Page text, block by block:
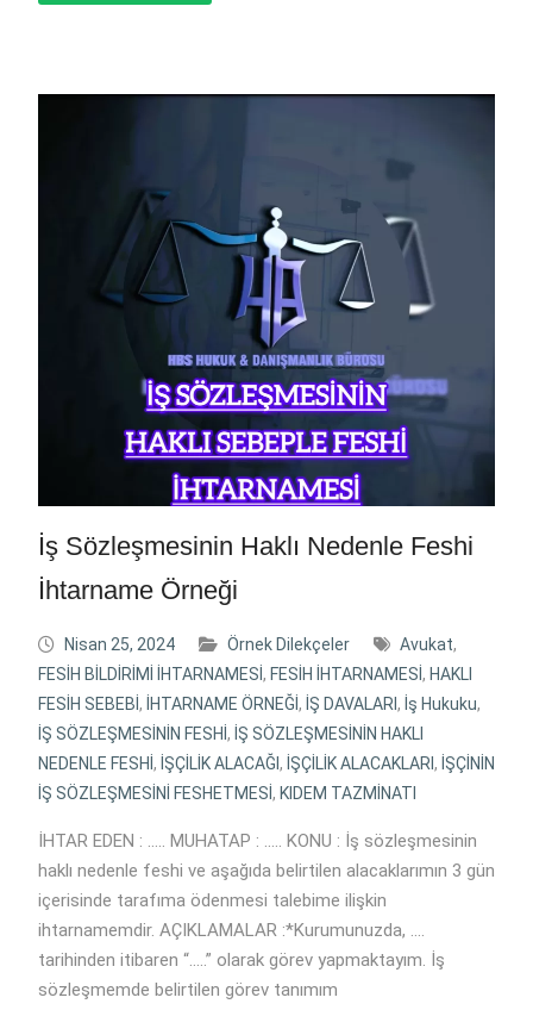
İş Sözleşmesinin Haklı Nedenle Feshi
İhtarname Örneği
Nisan 25, 2024 Örnek Dilekçeler Avukat,
FESİH BİLDİRİMİ İHTARNAMESİ , FESİH İHTARNAMESİ , HAKLI
FESİH SEBEBİ , İHTARNAME ÖRNEĞİ , İŞ DAVALARI , İş Hukuku,
İŞ SÖZLEŞMESİNİN FESHİ , İŞ SÖZLEŞMESİNİN HAKLI
NEDENLE FESHİ , İŞÇİLİK ALACAĞI , İŞÇİLİK ALACAKLARI , İŞÇİNİN
İŞ SÖZLEŞMESİNİ FESHETMESİ , KIDEM TAZMİNATI
İHTAR EDEN : ….. MUHATAP : ….. KONU : İş sözleşmesinin
haklı nedenle feshi ve aşağıda belirtilen alacaklarımın 3 gün
içerisinde tarafıma ödenmesi talebime ilişkin
ihtarnamemdir. AÇIKLAMALAR :*Kurumunuzda, ….
tarihinden itibaren “…..” olarak görev yapmaktayım. İş
sözleşmemde belirtilen görev tanımım